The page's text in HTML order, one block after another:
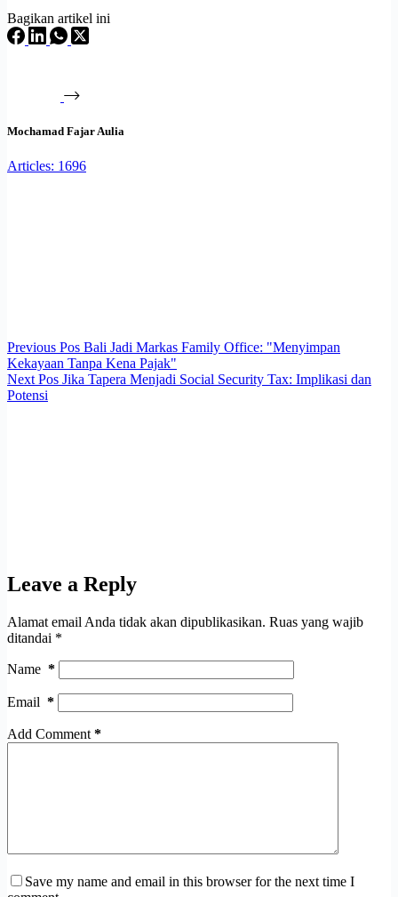
Bagikan artikel ini
Mochamad Fajar Aulia
Articles: 1696
Previous Pos Bali Jadi Markas Family Office: "Menyimpan
Kekayaan Tanpa Kena Pajak"
Next Pos Jika Tapera Menjadi Social Security Tax: Implikasi dan
Potensi
Leave a Reply
Alamat email Anda tidak akan dipublikasikan. Ruas yang wajib
ditandai *
Name *
Email *
Add Comment *
Save my name and email in this browser for the next time I